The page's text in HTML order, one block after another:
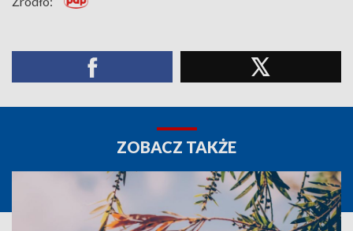
ZOBACZ TAKŻE